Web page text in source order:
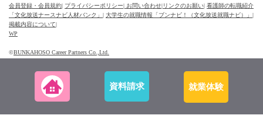
資料請求 就業体験
会員登録・会員規約| プライバシーポリシー| お問い合わせ|リンクのお願い| 看護師の転職紹介
「文化放送ナースナビ人材バンク」 | 大学生の就職情報「ブンナビ！（文化放送就職ナビ）」 |
掲載内容について|
WP
©BUNKAHOSO Career Partners Co.,Ltd.